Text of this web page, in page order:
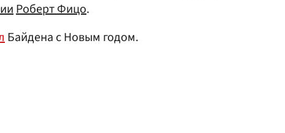
Роберт Фицо.
Байдена с Новым годом.